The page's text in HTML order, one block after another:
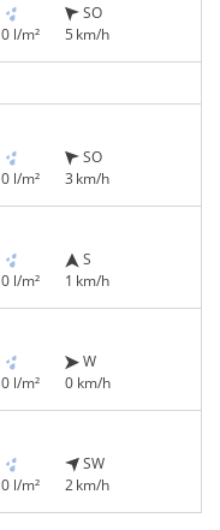
0 l/m²
SO
5 km/h
0 l/m²
SO
3 km/h
0 l/m²
S
1 km/h
0 l/m²
W
0 km/h
0 l/m²
SW
2 km/h